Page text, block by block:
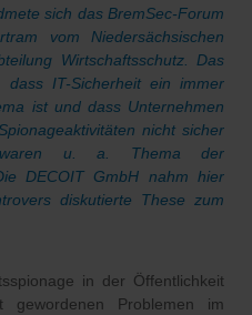
sich das BremSec-Forum
vom Niedersächsischen
Wirtschaftsschutz. Das
IT-Sicherheit ein immer
ist und dass Unternehmen
nicht sicher
waren u. a. Thema der
DECOIT GmbH nahm hier
diskutierte These zum
in der Öffentlichkeit
Problemen im